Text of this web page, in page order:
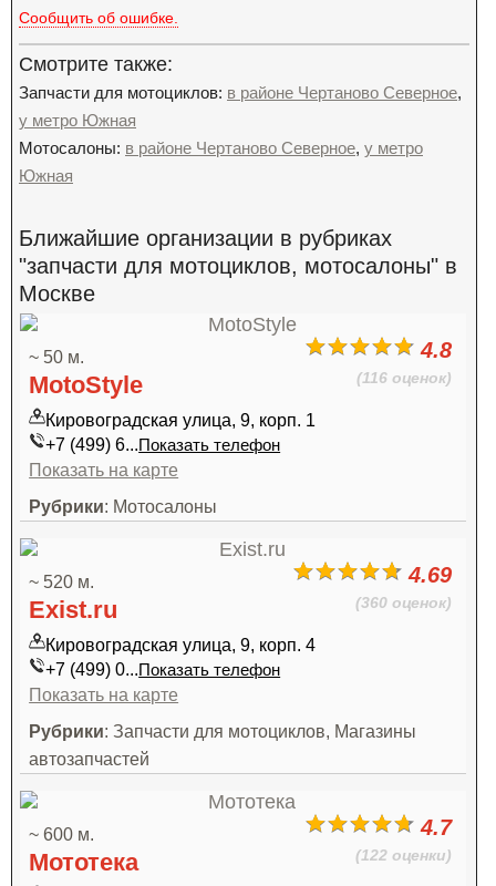
Сообщить об ошибке.
Смотрите также:
Запчасти для мотоциклов: в районе Чертаново Северное,
у метро Южная
Мотосалоны: в районе Чертаново Северное, у метро
Южная
Ближайшие организации в рубриках
"запчасти для мотоциклов, мотосалоны" в
Москве
4.8
(116 оценок)
~ 50 м.
MotoStyle
Кировоградская улица, 9, корп. 1
+7 (499) 6...Показать телефон
Показать на карте
Рубрики: Мотосалоны
4.69
(360 оценок)
~ 520 м.
Exist.ru
Кировоградская улица, 9, корп. 4
+7 (499) 0...Показать телефон
Показать на карте
Рубрики: Запчасти для мотоциклов, Магазины
автозапчастей
4.7
(122 оценки)
~ 600 м.
Мототека